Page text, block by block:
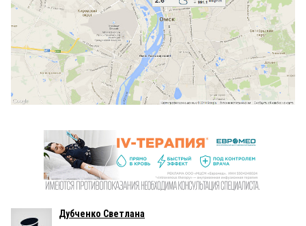
Дубченко Светлана